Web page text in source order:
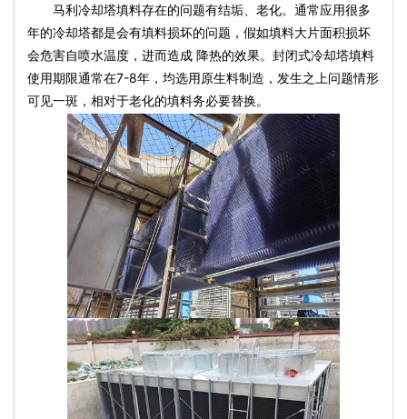
马利冷却塔填料存在的问题有结垢、老化。通常应用很多
年的冷却塔都是会有填料损坏的问题，假如填料大片面积损坏
会危害自喷水温度，进而造成 降热的效果。封闭式冷却塔填料
使用期限通常在7-8年，均选用原生料制造，发生之上问题情形
可见一斑，相对于老化的填料务必要替换。